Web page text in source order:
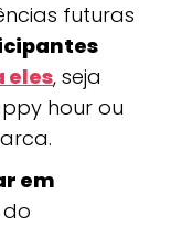
futuras
eles, seja
hour ou
em
do